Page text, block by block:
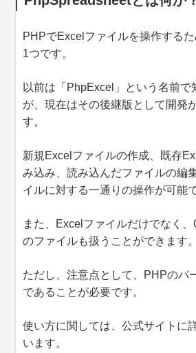
PHPでExcelファイルを操作する
1つです。
以前は「PhpExcel」という名前で
が、現在はその後継版として開発
す。
新規Excelファイルの作成、既存
み込み、読み込んだファイルの編
イルに対する一通りの操作が可能
また、Excelファイルだけでなく
のファイルも扱うことができます。
ただし、注意点として、PHPのバ
であることが必要です。
使い方に関しては、公式サイトに
います。